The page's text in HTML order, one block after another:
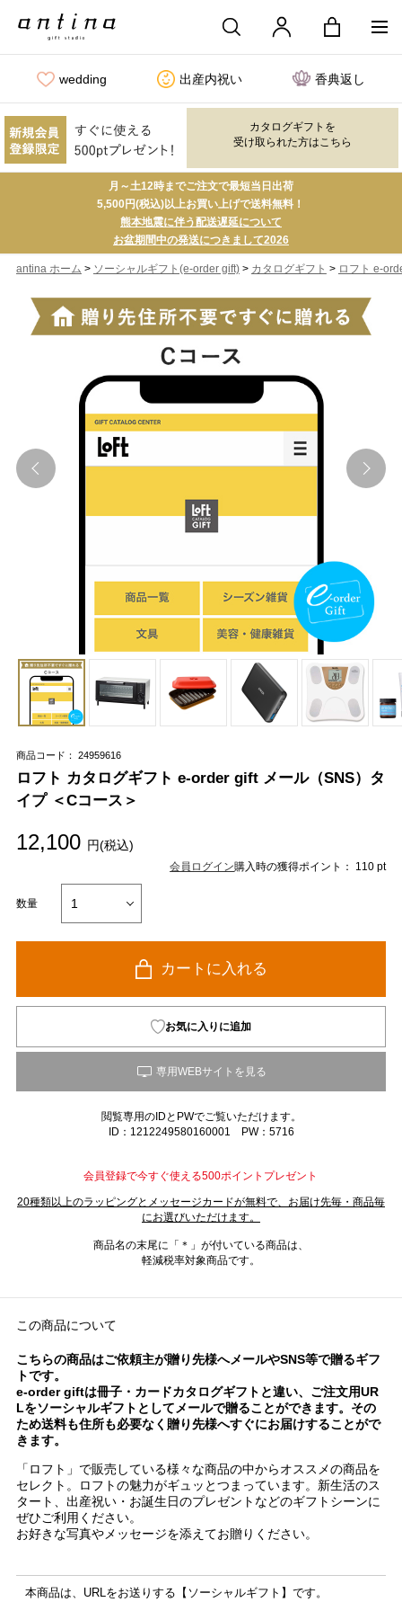
wedding 出産内祝い 香典返し
カタログギフトを
受け取られた方はこちら
月～土12時までご注文で最短当日出荷
5,500円(税込)以上お買い上げで送料無料！
熊本地震に伴う配送遅延について
お盆期間中の発送につきまして2026
antina ホーム > ソーシャルギフト(e-order gift)> カタログギフト > ロフト e-
商品コード： 24959616
ロフト カタログギフト e-order gift メール（SNS）タ
イプ ＜Cコース＞
12,100 円(税込)
会員ログイン購入時の獲得ポイント： 110 pt
数量
カートに入れる
お気に入りに追加
閲覧専用のIDとPWでご覧いただけます。
ID：1212249580160001 PW：5716
会員登録で今すぐ使える500ポイントプレゼント
20種類以上のラッピングとメッセージカードが無料で、お届け先毎・商品毎
にお選びいただけます。
商品名の末尾に「＊」が付いている商品は、
軽減税率対象商品です。
この商品について
こちらの商品はご依頼主が贈り先様へメールやSNS等で贈るギフ
トです。
e-order giftは冊子・カードカタログギフトと違い、ご注文用UR
Lをソーシャルギフトとしてメールで贈ることができます。その
ため送料も住所も必要なく贈り先様へすぐにお届けすることがで
きます。
「ロフト」で販売している様々な商品の中からオススメの商品を
セレクト。ロフトの魅力がギュッとつまっています。新生活のス
タート、出産祝い・お誕生日のプレゼントなどのギフトシーンに
ぜひご利用ください。
お好きな写真やメッセージを添えてお贈りください。
本商品は、URLをお送りする【ソーシャルギフト】です。